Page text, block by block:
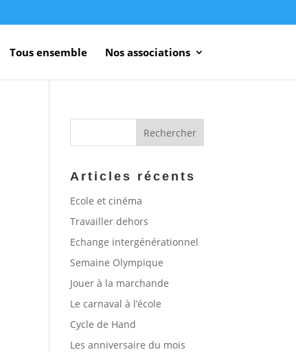
Tous ensemble Nos associations
Articles récents
Ecole et cinéma
Travailler dehors
Echange intergénérationnel
Semaine Olympique
Jouer à la marchande
Le carnaval à l’école
Cycle de Hand
Les anniversaire du mois